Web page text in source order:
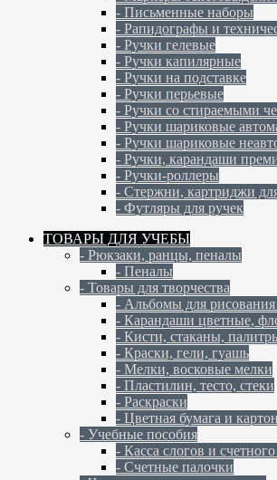
- Письменные наборы
- Рапидографы и
- Ручки гелевые
- Ручки капилярные
- Ручки на подставке
- Ручки перьевые
- Ручки со стираемыми
- Ручки шариковые
- Ручки шариковые
- Ручки, карандаши
- Ручки-роллеры
- Стержни, картриджи
- Футляры для ручек
ТОВАРЫ ДЛЯ УЧЕБЫ
- Рюкзаки, ранцы, пеналы
- Пеналы
- Товары для творчества
- Альбомы для
- Карандаши цветные,
- Кисти, стаканы,
- Краски, гели, гуашь
- Мелки, восковые мелки
- Пластилин, тесто, стеки
- Раскраски
- Цветная бумага и картон
- Учебные пособия
- Касса слогов и
- Счетные палочки